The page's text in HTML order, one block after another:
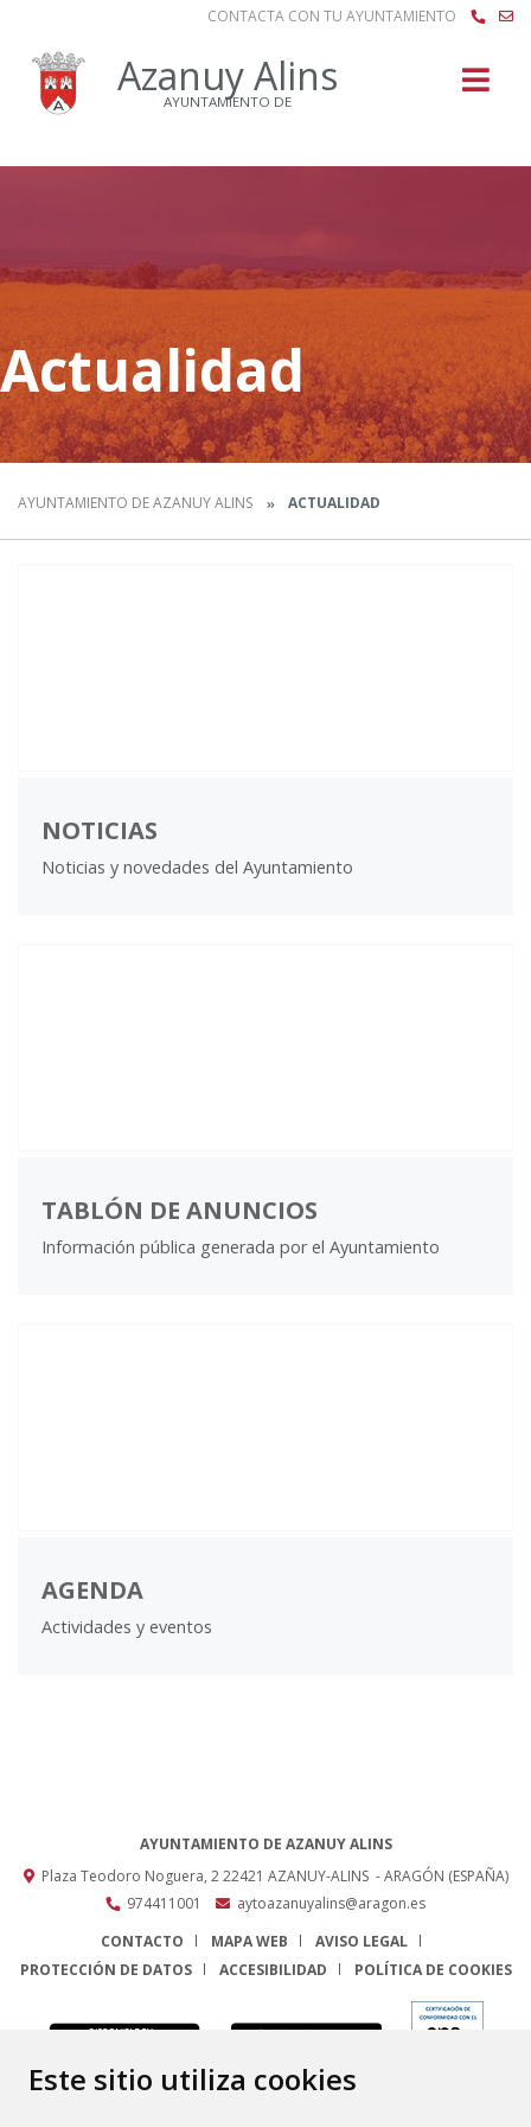
Este sitio utiliza cookies
CONTACTA CON TU AYUNTAMIENTO
Azanuy Alins
AYUNTAMIENTO DE
Actualidad
AYUNTAMIENTO DE AZANUY ALINS ACTUALIDAD
NOTICIAS
Noticias y novedades del Ayuntamiento
TABLÓN DE ANUNCIOS
Información pública generada por el Ayuntamiento
AGENDA
Actividades y eventos
AYUNTAMIENTO DE AZANUY ALINS
Plaza Teodoro Noguera, 222421 AZANUY-ALINS - ARAGÓN (ESPAÑA)
974411001
aytoazanuyalins@aragon.es
CONTACTO
MAPA WEB
AVISO LEGAL
PROTECCIÓN DE DATOS
ACCESIBILIDAD POLÍTICA DE COOKIES